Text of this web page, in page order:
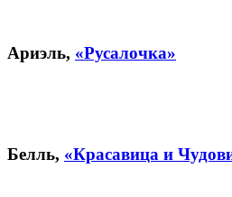
Ариэль, «Русалочка»
Белль, «Красавица и